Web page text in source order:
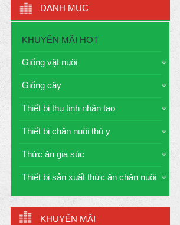
DANH MỤC
KHUYẾN MÃI HOT
Giống vật nuôi
Giống cây
Thiết bị thụ tinh nhân tạo
Thiết bị chăn nuôi thú y
Thức ăn gia súc
Thiết bị sản xuất thức ăn chăn nuôi
KHUYẾN MÃI